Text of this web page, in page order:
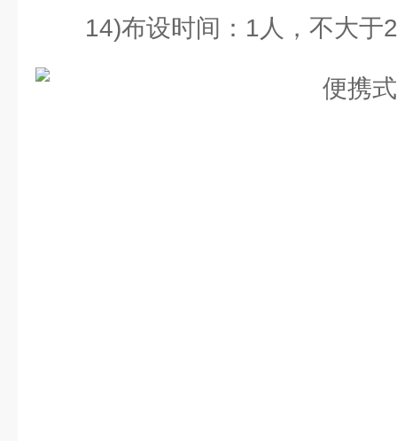
14)布设时间：1人，不大于2